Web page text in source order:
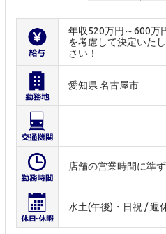
年収520万円～600万
を考慮して決定いた
さい！
愛知県 名古屋市
店舗の営業時間に準
水土(午後)・日祝 / 週